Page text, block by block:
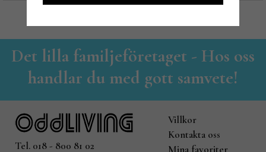
Det lilla familjeföretaget - Hos oss
handlar du med gott samvete!
Tel. 018 - 800 81 02
Villkor
Kontakta oss
Mina favoriter